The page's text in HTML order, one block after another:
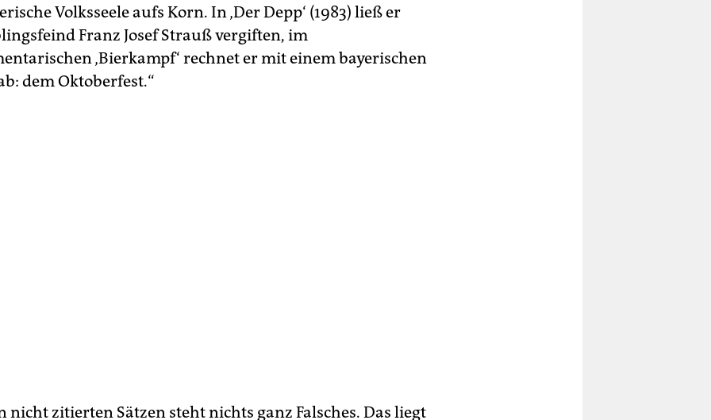
Volksseele aufs Korn. In ‚Der Depp‘ (1983) ließ er
Franz Josef Strauß vergiften, im
‚Bierkampf‘ rechnet er mit einem bayerischen
dem Oktoberfest.“
nicht zitierten Sätzen steht nichts ganz Falsches. Das liegt